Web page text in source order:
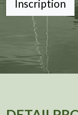
Inscription